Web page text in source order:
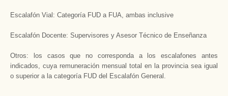
Escalafón Vial: Categoría FUD a FUA, ambas inclusive
Escalafón Docente: Supervisores y Asesor Técnico de Enseñanza
Otros: los casos que no corresponda a los escalafones antes
indicados, cuya remuneración mensual total en la provincia sea igual
o superior a la categoría FUD del Escalafón General.